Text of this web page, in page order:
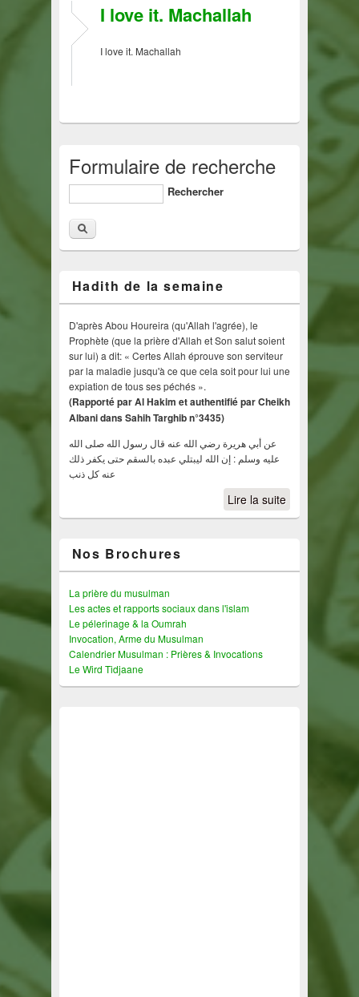
I love it. Machallah
I love it. Machallah
Formulaire de recherche
Rechercher
Hadith de la semaine
D'après Abou Houreira (qu'Allah l'agrée), le
Prophète (que la prière d'Allah et Son salut soient
sur lui) a dit: « Certes Allah éprouve son serviteur
par la maladie jusqu'à ce que cela soit pour lui une
expiation de tous ses péchés ».
(Rapporté par Al Hakim et authentifié par Cheikh
Albani dans Sahih Targhib n°3435)
عن أبي هريرة رضي الله عنه قال رسول الله صلى الله
عليه وسلم : إن الله ليبتلي عبده بالسقم حتى يكفر ذلك
عنه كل ذنب
Lire la suite
Nos Brochures
La prière du musulman
Les actes et rapports sociaux dans l'islam
Le pélerinage & la Oumrah
Invocation, Arme du Musulman
Calendrier Musulman : Prières & Invocations
Le Wird Tidjaane